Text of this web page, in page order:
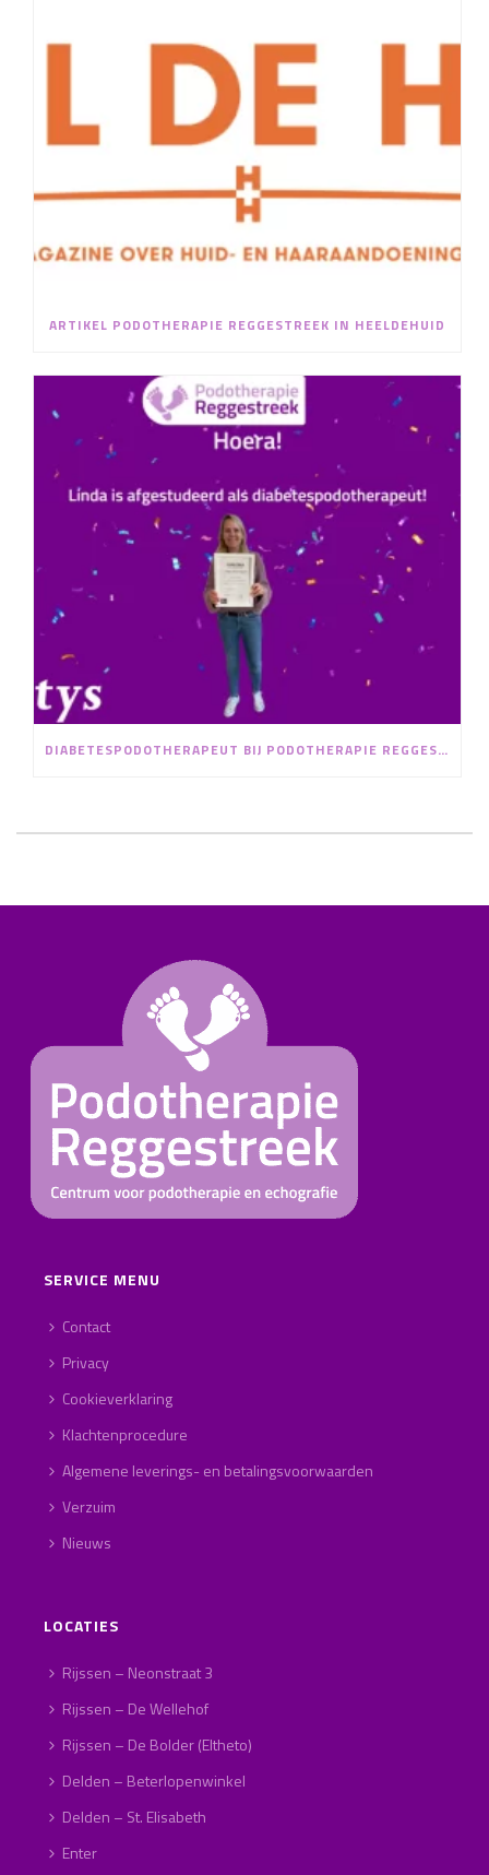
ARTIKEL PODOTHERAPIE REGGESTREEK IN HEELDEHUID
DIABETESPODOTHERAPEUT BIJ PODOTHERAPIE REGGESTREEK
SERVICE MENU
Contact
Privacy
Cookieverklaring
Klachtenprocedure
Algemene leverings- en betalingsvoorwaarden
Verzuim
Nieuws
LOCATIES
Rijssen – Neonstraat 3
Rijssen – De Wellehof
Rijssen – De Bolder (Eltheto)
Delden – Beterlopenwinkel
Delden – St. Elisabeth
Enter